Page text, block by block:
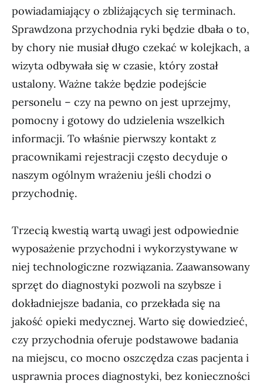
powiadamiający o zbliżających się terminach.
Sprawdzona przychodnia ryki będzie dbała o to,
by chory nie musiał długo czekać w kolejkach, a
wizyta odbywała się w czasie, który został
ustalony. Ważne także będzie podejście
personelu – czy na pewno on jest uprzejmy,
pomocny i gotowy do udzielenia wszelkich
informacji. To właśnie pierwszy kontakt z
pracownikami rejestracji często decyduje o
naszym ogólnym wrażeniu jeśli chodzi o
przychodnię.
Trzecią kwestią wartą uwagi jest odpowiednie
wyposażenie przychodni i wykorzystywane w
niej technologiczne rozwiązania. Zaawansowany
sprzęt do diagnostyki pozwoli na szybsze i
dokładniejsze badania, co przekłada się na
jakość opieki medycznej. Warto się dowiedzieć,
czy przychodnia oferuje podstawowe badania
na miejscu, co mocno oszczędza czas pacjenta i
usprawnia proces diagnostyki, bez konieczności